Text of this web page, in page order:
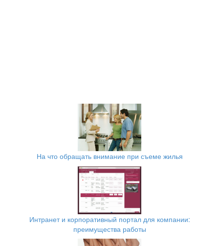
На что обращать внимание при съеме жилья
Интранет и корпоративный портал для компании:
преимущества работы